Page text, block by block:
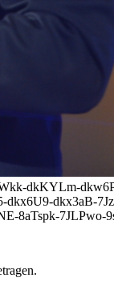
dkKYLm-
dkx3aB-
8aTspk-7JLPwo-